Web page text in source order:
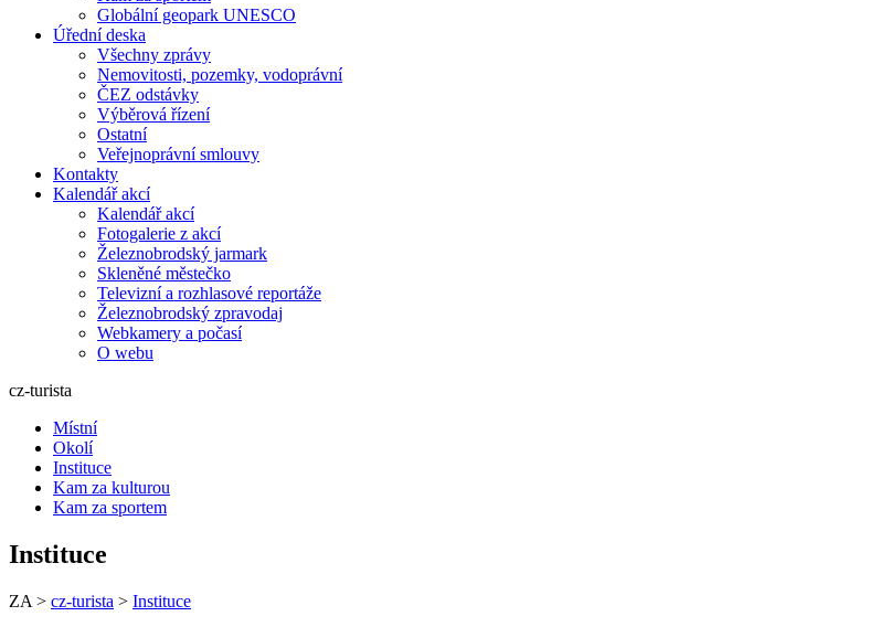
Globální geopark UNESCO
Úřední deska
Všechny zprávy
Nemovitosti, pozemky, vodoprávní
ČEZ odstávky
Výběrová řízení
Ostatní
Veřejnoprávní smlouvy
Kontakty
Kalendář akcí
Kalendář akcí
Fotogalerie z akcí
Železnobrodský jarmark
Skleněné městečko
Televizní a rozhlasové reportáže
Železnobrodský zpravodaj
Webkamery a počasí
O webu
cz-turista
Místní
Okolí
Instituce
Kam za kulturou
Kam za sportem
Instituce
ZA > cz-turista > Instituce